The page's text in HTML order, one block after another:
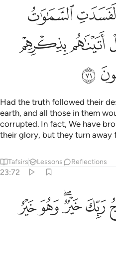
والارض ومن فيهن بل
وَٱلْأَرْضُ وَمَن فِيهِنَّ ۚ بَلْﲵﲶ
ﲼﲽ
ﳂ
Had the truth followed their
earth, and all those in them
corrupted. In fact, We have
their glory, but they turn away
Tafsirs Lessons Reflections
23:72
الرازقين ٧٢
خَيْرٌۭ ۖ وَهُوَ خَيْرُ ٱلرَّٰزِقِينَ ٧٢
ﳇﳈﳉﳊﳋ